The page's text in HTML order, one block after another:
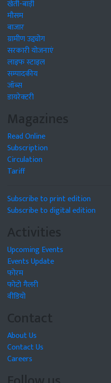
खेती-बाड़ी
मौसम
बाजार
ग्रामीण उद्द्योग
सरकारी योजनाएं
लाइफ स्टाइल
सम्पादकीय
जॉब्स
डायरेक्टरी
Magazines
Read Online
Subscription
Circulation
Tariff
Subscribe to print edition
Subscribe to digital edition
Activities
Upcoming Events
Events Update
फोरम
फोटो गैलरी
वीडियो
Contact
About Us
Contact Us
Careers